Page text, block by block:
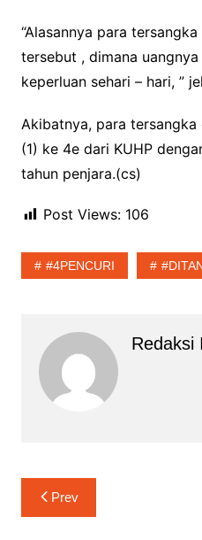
“Alasannya para
tersebut , dimana
keperluan sehari – hari, ”
Akibatnya, para
(1) ke 4e dari KUHP
tahun penjara.(cs)
Post Views: 106
#4PENCURI
Redaksi
Navigasi
pos
Prev